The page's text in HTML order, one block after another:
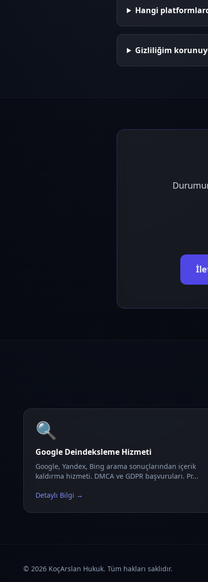
Hangi
Gizliliğim
🔍
Google Deindeksleme Hizmeti
Google, Yandex, Bing arama sonuçlarından içerik
kaldırma hizmeti. DMCA ve GDPR başvuruları. Pr...
Detaylı Bilgi →
© 2026 KoçArslan Hukuk. Tüm hakları saklıdır.